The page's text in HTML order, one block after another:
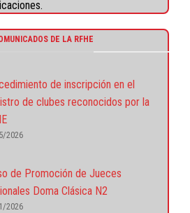
DE LA RFHE
de inscripción en el
de clubes reconocidos por la
2026
de Promoción de Jueces
Doma Clásica N2
2026